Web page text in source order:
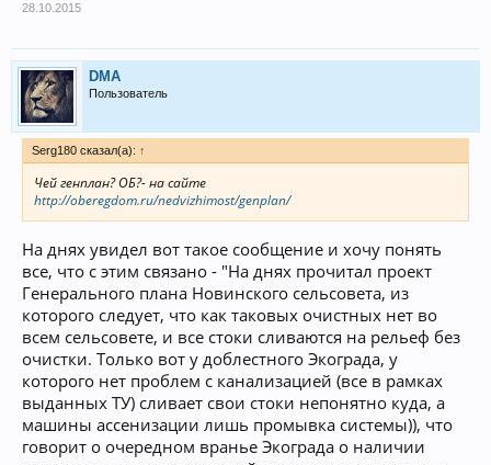
28.10.2015
DMA
Пользователь
Serg180 сказал(а): ↑
Чей генплан? ОБ?- на сайте
http://oberegdom.ru/nedvizhimost/genplan/
На днях увидел вот такое сообщение и хочу понять
все, что с этим связано - "На днях прочитал проект
Генерального плана Новинского сельсовета, из
которого следует, что как таковых очистных нет во
всем сельсовете, и все стоки сливаются на рельеф без
очистки. Только вот у доблестного Экограда, у
которого нет проблем с канализацией (все в рамках
выданных ТУ) сливает свои стоки непонятно куда, а
машины ассенизации лишь промывка системы)), что
говорит о очередном вранье Экограда о наличии